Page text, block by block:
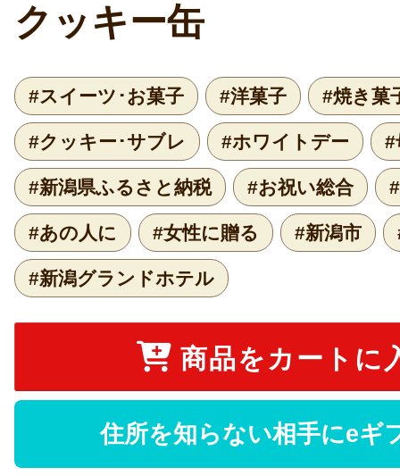
クッキー缶
#スイーツ･お菓子 #洋菓子 #焼き菓
#クッキー･サブレ #ホワイトデー #
#新潟県ふるさと納税 #お祝い総合
#あの人に #女性に贈る #新潟市
#新潟グランドホテル
商品をカートに
住所を知らない相手にeギ